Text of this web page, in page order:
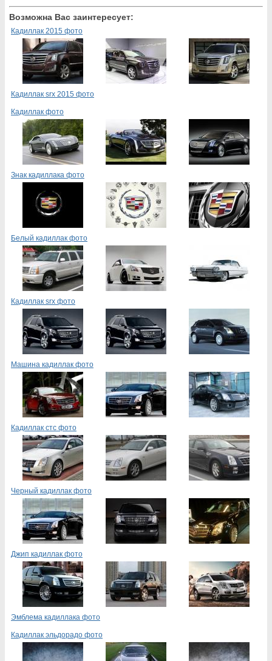
Возможна Вас заинтересует:
Кадиллак 2015 фото
Кадиллак srx 2015 фото
Кадиллак фото
Знак кадиллака фото
Белый кадиллак фото
Кадиллак srx фото
Машина кадиллак фото
Кадиллак стс фото
Черный кадиллак фото
Джип кадиллак фото
Эмблема кадиллака фото
Кадиллак эльдорадо фото